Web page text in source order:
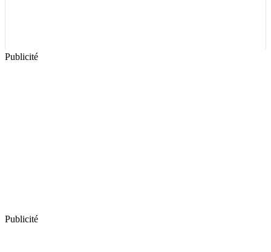
Publicité
Publicité